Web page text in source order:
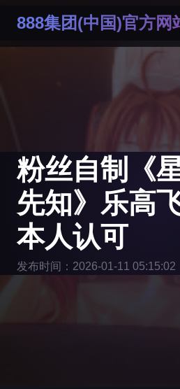
888集团(中国)官方网
粉丝自制《
先知》乐高
本人认可
发布时间：2026-01-11 05:15:02